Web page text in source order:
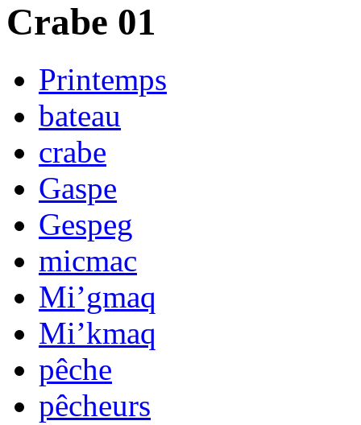
Crabe 01
Printemps
bateau
crabe
Gaspe
Gespeg
micmac
Mi’gmaq
Mi’kmaq
pêche
pêcheurs